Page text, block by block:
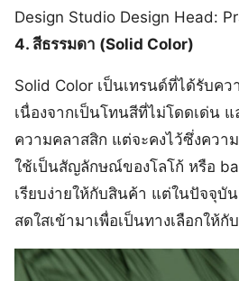
Design Studio Design Head:
4. สีธรรมดา (Solid Color)
Solid Color เป็นเทรนด์ที่ได้รับค
เนื่องจากเป็นโทนสีที่ไม่โดดเด่น
ความคลาสสิก แต่จะคงไว้ซึ่งควา
ใช้เป็นสัญลักษณ์ของโลโก้ หรือ
เรียบง่ายให้กับสินค้า แต่ในปัจจุบั
สดใสเข้ามาเพื่อเป็นทางเลือกให้กั